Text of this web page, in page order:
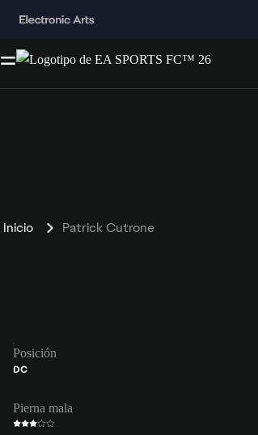
Inicio Patrick Cutrone
Posición
DC
Pierna mala